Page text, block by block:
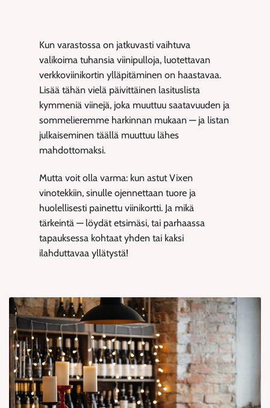
Kun varastossa on jatkuvasti vaihtuva
valikoima tuhansia viinipulloja, luotettavan
verkkoviinikortin ylläpitäminen on haastavaa.
Lisää tähän vielä päivittäinen lasituslista
kymmeniä viinejä, joka muuttuu saatavuuden ja
sommelieremme harkinnan mukaan — ja listan
julkaiseminen täällä muuttuu lähes
mahdottomaksi.
Mutta voit olla varma: kun astut Vixen
vinotekkiin, sinulle ojennettaan tuore ja
huolellisesti painettu viinikortti. Ja mikä
tärkeintä — löydät etsimäsi, tai parhaassa
tapauksessa kohtaat yhden tai kaksi
ilahduttavaa yllätystä!